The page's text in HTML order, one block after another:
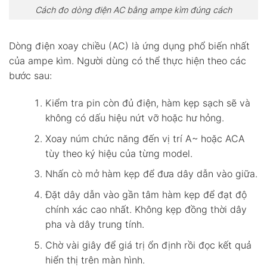
Cách đo dòng điện AC bằng ampe kìm đúng cách
Dòng điện xoay chiều (AC) là ứng dụng phổ biến nhất
của ampe kìm. Người dùng có thể thực hiện theo các
bước sau:
Kiểm tra pin còn đủ điện, hàm kẹp sạch sẽ và
không có dấu hiệu nứt vỡ hoặc hư hỏng.
Xoay núm chức năng đến vị trí A~ hoặc ACA
tùy theo ký hiệu của từng model.
Nhấn cò mở hàm kẹp để đưa dây dẫn vào giữa.
Đặt dây dẫn vào gần tâm hàm kẹp để đạt độ
chính xác cao nhất. Không kẹp đồng thời dây
pha và dây trung tính.
Chờ vài giây để giá trị ổn định rồi đọc kết quả
hiển thị trên màn hình.